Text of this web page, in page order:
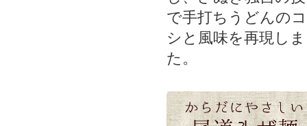
で手打ちうどんのコ
シと風味を再現し
た。